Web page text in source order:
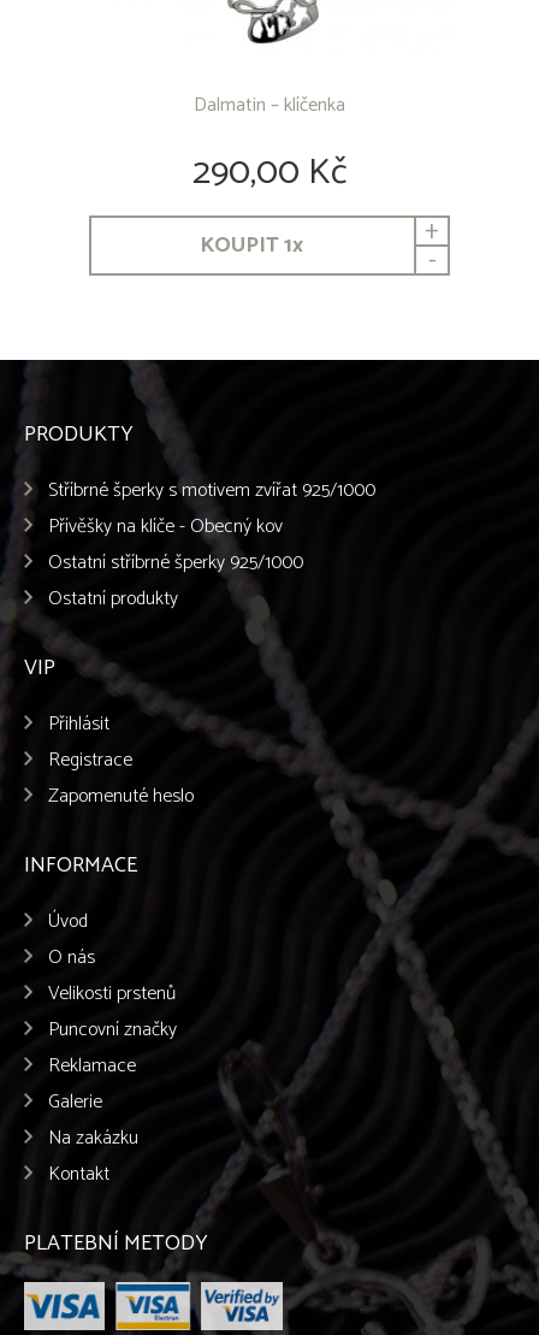
Dalmatin – klíčenka
290,00 Kč
KOUPIT1x +
-
PRODUKTY
Stříbrné šperky s motivem zvířat 925/1000
Přívěšky na klíče - Obecný kov
Ostatní stříbrné šperky 925/1000
Ostatní produkty
VIP
Přihlásit
Registrace
Zapomenuté heslo
INFORMACE
Úvod
O nás
Velikosti prstenů
Puncovní značky
Reklamace
Galerie
Na zakázku
Kontakt
PLATEBNÍ METODY